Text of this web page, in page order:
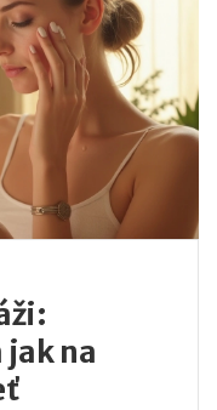
jak na